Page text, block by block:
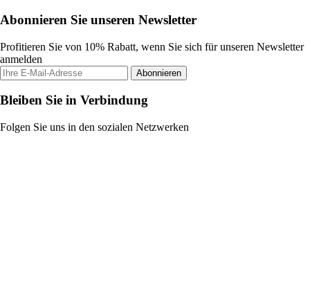
Abonnieren Sie unseren Newsletter
Profitieren Sie von 10% Rabatt, wenn Sie sich für unseren Newsletter
anmelden
Abonnieren
Bleiben Sie in Verbindung
Folgen Sie uns in den sozialen Netzwerken